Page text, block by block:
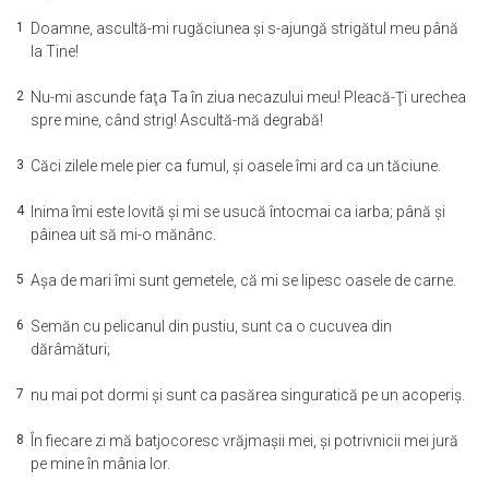
1 Doamne, ascultă-mi rugăciunea şi s-ajungă strigătul meu până
la Tine!
2 Nu-mi ascunde faţa Ta în ziua necazului meu! Pleacă-Ţi urechea
spre mine, când strig! Ascultă-mă degrabă!
3 Căci zilele mele pier ca fumul, şi oasele îmi ard ca un tăciune.
4
Inima îmi este lovită şi mi se usucă întocmai ca iarba; până şi
pâinea uit să mi-o mănânc.
5 Aşa de mari îmi sunt gemetele, că mi se lipesc oasele de carne.
6 Semăn cu pelicanul din pustiu, sunt ca o cucuvea din
dărâmături;
7 nu mai pot dormi şi sunt ca pasărea singuratică pe un acoperiş.
8
În fiecare zi mă batjocoresc vrăjmaşii mei, şi potrivnicii mei jură
pe mine în mânia lor.